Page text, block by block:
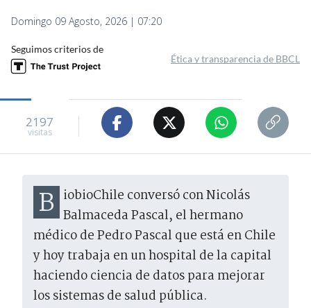
Domingo 09 Agosto, 2026 | 07:20
Seguimos criterios de
Ética y transparencia de BBCL
2197
visitas
BiobioChile conversó con Nicolás Balmaceda Pascal, el hermano
médico de Pedro Pascal que está en Chile
y hoy trabaja en un hospital de la capital
haciendo ciencia de datos para mejorar
los sistemas de salud pública.